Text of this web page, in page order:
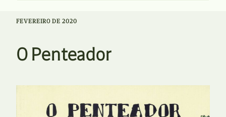
FEVEREIRO DE 2020
O Penteador